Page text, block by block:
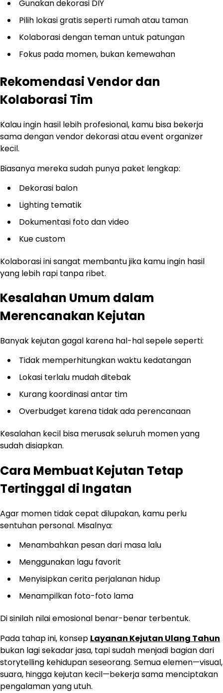
Gunakan dekorasi DIY
Pilih lokasi gratis seperti rumah atau taman
Kolaborasi dengan teman untuk patungan
Fokus pada momen, bukan kemewahan
Rekomendasi Vendor dan
Kolaborasi Tim
Kalau ingin hasil lebih profesional, kamu bisa bekerja
sama dengan vendor dekorasi atau event organizer
kecil.
Biasanya mereka sudah punya paket lengkap:
Dekorasi balon
Lighting tematik
Dokumentasi foto dan video
Kue custom
Kolaborasi ini sangat membantu jika kamu ingin hasil
yang lebih rapi tanpa ribet.
Kesalahan Umum dalam
Merencanakan Kejutan
Banyak kejutan gagal karena hal-hal sepele seperti:
Tidak memperhitungkan waktu kedatangan
Lokasi terlalu mudah ditebak
Kurang koordinasi antar tim
Overbudget karena tidak ada perencanaan
Kesalahan kecil bisa merusak seluruh momen yang
sudah disiapkan.
Cara Membuat Kejutan Tetap
Tertinggal di Ingatan
Agar momen tidak cepat dilupakan, kamu perlu
sentuhan personal. Misalnya:
Menambahkan pesan dari masa lalu
Menggunakan lagu favorit
Menyisipkan cerita perjalanan hidup
Menampilkan foto-foto lama
Di sinilah nilai emosional benar-benar terbentuk.
Pada tahap ini, konsep Layanan Kejutan Ulang Tahun
bukan lagi sekadar jasa, tapi sudah menjadi bagian dari
storytelling kehidupan seseorang. Semua elemen—visual,
suara, hingga kejutan kecil—bekerja sama menciptakan
pengalaman yang utuh.